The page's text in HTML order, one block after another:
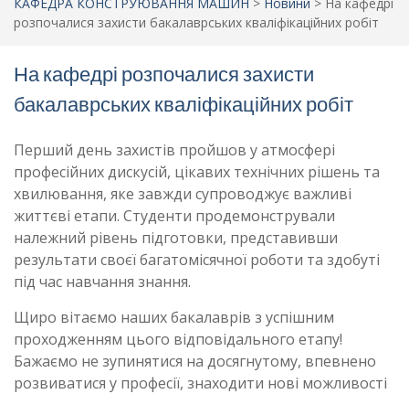
розпочалися захисти бакалаврських кваліфікаційних робіт
На кафедрі розпочалися захисти
бакалаврських кваліфікаційних робіт
Перший день захистів пройшов у атмосфері
професійних дискусій, цікавих технічних рішень та
хвилювання, яке завжди супроводжує важливі
життєві етапи. Студенти продемонстрували
належний рівень підготовки, представивши
результати своєї багатомісячної роботи та здобуті
під час навчання знання.
Щиро вітаємо наших бакалаврів з успішним
проходженням цього відповідального етапу!
Бажаємо не зупинятися на досягнутому, впевнено
розвиватися у професії, знаходити нові можливості